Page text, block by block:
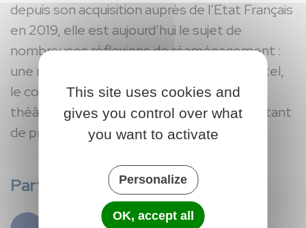
depuis son acquisition auprès de l’Etat Français
en 2019, elle est aujourd’hui le sujet de
nombreuses réflexions de réaménagement :
une résidence multigénérationnelle, un hôtel,
le conservatoire de musique, de danse, de
théâtre et de dessin de Montargis sont autant
de projets aujourd’hui en gestation.
Partager
This site uses cookies and
gives you control over what
you want to activate
Personalize
OK, accept all